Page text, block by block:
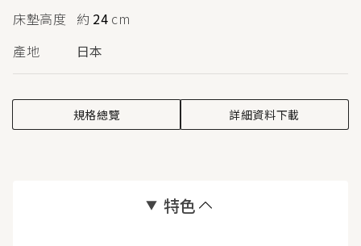
床墊高度 約 24 cm
產地
日本
規格總覽 詳細資料下載
特色